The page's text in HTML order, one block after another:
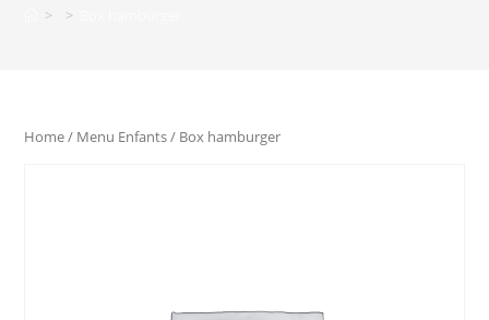
> >
Home/ Menu Enfants/ Box hamburger